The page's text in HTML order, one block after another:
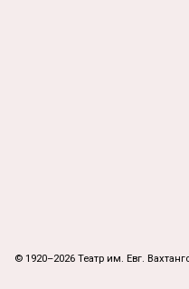
© 1920–2026 Театр им. Евг.